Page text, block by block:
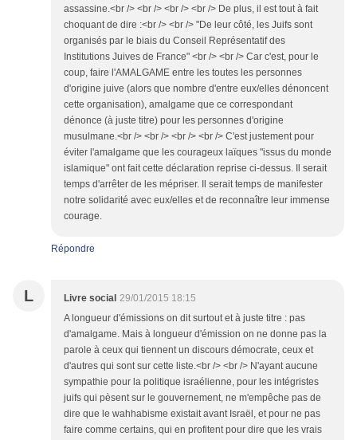
assassine.<br /> <br /> <br /> <br /> De plus, il est tout à fait
choquant de dire :<br /> <br /> "De leur côté, les Juifs sont
organisés par le biais du Conseil Représentatif des
Institutions Juives de France" <br /> <br /> Car c'est, pour le
coup, faire l'AMALGAME entre les toutes les personnes
d'origine juive (alors que nombre d'entre eux/elles dénoncent
cette organisation), amalgame que ce correspondant
dénonce (à juste titre) pour les personnes d'origine
musulmane.<br /> <br /> <br /> <br /> C'est justement pour
éviter l'amalgame que les courageux laïques "issus du monde
islamique" ont fait cette déclaration reprise ci-dessus. Il serait
temps d'arrêter de les mépriser. Il serait temps de manifester
notre solidarité avec eux/elles et de reconnaître leur immense
courage.
Répondre
L Livre social 29/01/2015 18:15
A longueur d'émissions on dit surtout et à juste titre : pas
d'amalgame. Mais à longueur d'émission on ne donne pas la
parole à ceux qui tiennent un discours démocrate, ceux et
d'autres qui sont sur cette liste.<br /> <br /> N'ayant aucune
sympathie pour la politique israélienne, pour les intégristes
juifs qui pèsent sur le gouvernement, ne m'empêche pas de
dire que le wahhabisme existait avant Israël, et pour ne pas
faire comme certains, qui en profitent pour dire que les vrais